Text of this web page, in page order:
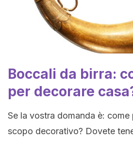
Boccali da birra:
per decorare
Se la vostra domanda è: come
scopo decorativo? Dovete